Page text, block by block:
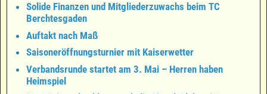
Solide Finanzen und Mitgliederzuwachs beim TC
Berchtesgaden
Auftakt nach Maß
Saisoneröffnungsturnier mit Kaiserwetter
Verbandsrunde startet am 3. Mai – Herren haben
Heimspiel